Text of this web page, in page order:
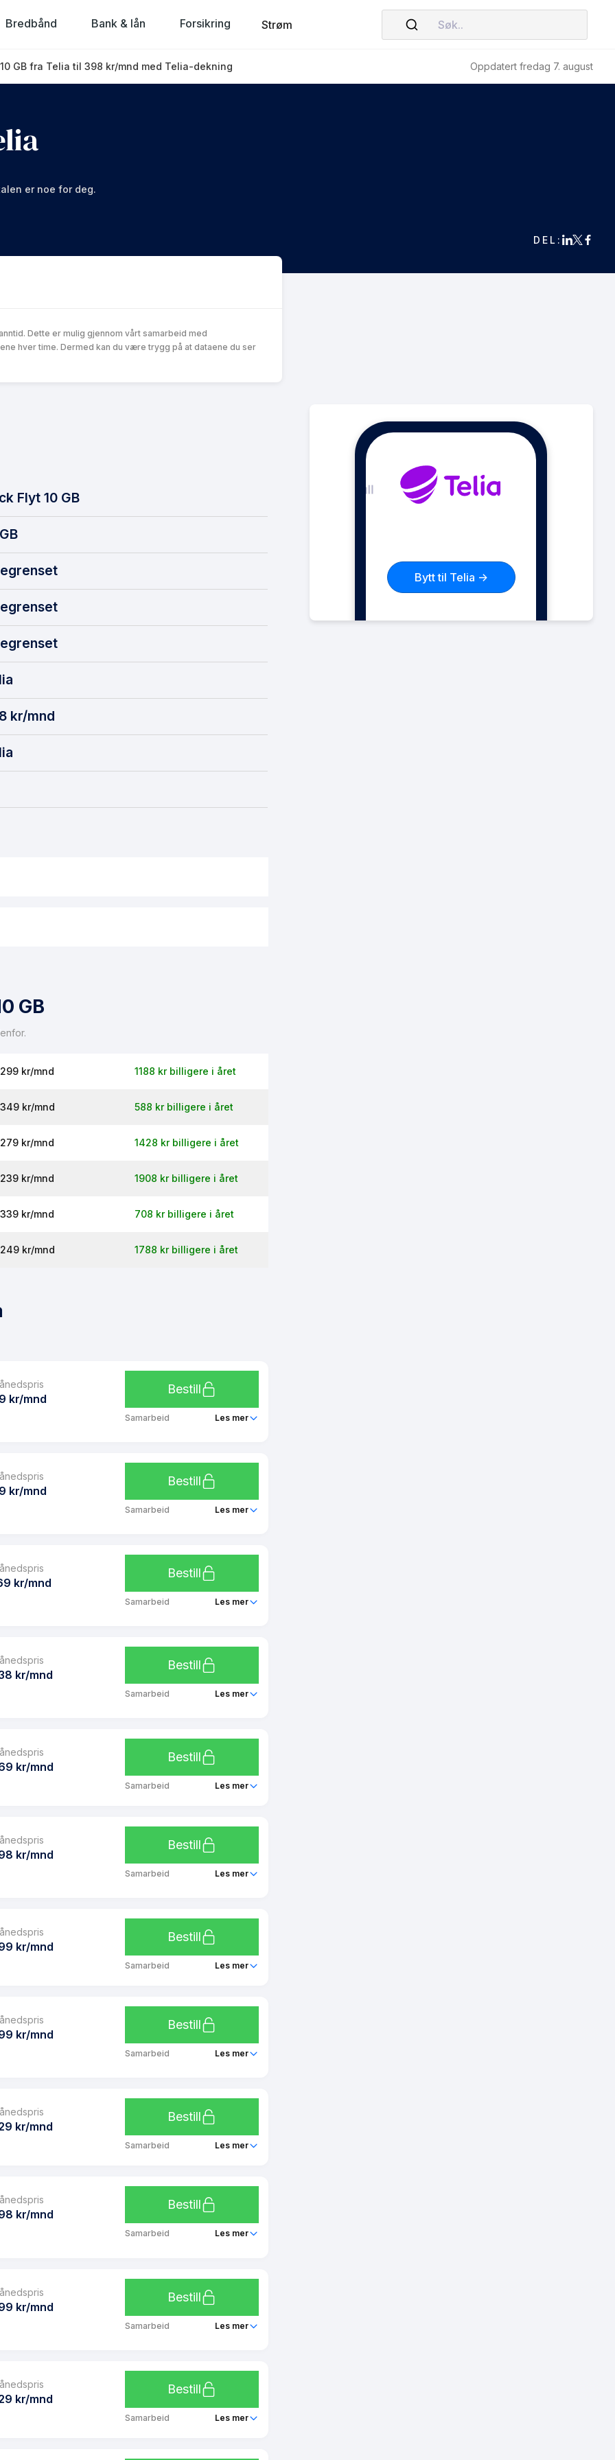
Bredbånd Bank & lån Forsikring Strøm Søk..
GB fra Telia til 398 kr/mnd med Telia-dekning Oppdatert fredag 7. august
er noe for deg.
DEL:
Dette er mulig gjennom vårt samarbeid med
hver time. Dermed kan du være trygg på at dataene du ser
Flyt 10 GB
GB
kr/mnd
GB
299 kr/mnd 1188 kr billigere i året
349 kr/mnd 588 kr billigere i året
279 kr/mnd 1428 kr billigere i året
239 kr/mnd 1908 kr billigere i året
339 kr/mnd 708 kr billigere i året
249 kr/mnd 1788 kr billigere i året
kr/mnd
Bestill
Samarbeid Les mer
Ubegrenset
Ubegrenset
kr/mnd
Bestill
Samarbeid Les mer
Ubegrenset
Ubegrenset
kr/mnd
Bestill
Samarbeid Les mer
Ubegrenset
Ubegrenset
kr/mnd
Bestill
Samarbeid Les mer
Ubegrenset
Ubegrenset
Ja
kr/mnd
Bestill
Samarbeid Les mer
Ubegrenset
Ubegrenset
kr/mnd
Bestill
Samarbeid Les mer
Ubegrenset
Ubegrenset
Ja
kr/mnd
Bestill
Samarbeid Les mer
Ubegrenset
Ubegrenset
kr/mnd
Bestill
Samarbeid Les mer
Ubegrenset
Ubegrenset
Ja
kr/mnd
Bestill
Samarbeid Les mer
Ubegrenset
Ubegrenset
kr/mnd
Bestill
Samarbeid Les mer
Ubegrenset
Ubegrenset
kr/mnd
Bestill
Samarbeid Les mer
Ubegrenset
Ubegrenset
kr/mnd
Bestill
Samarbeid Les mer
Bytt til Telia ->